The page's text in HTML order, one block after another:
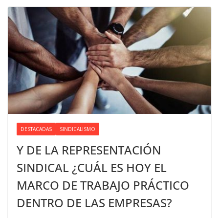
DESTACADAS SINDICALISMO
Y DE LA REPRESENTACIÓN
SINDICAL ¿CUÁL ES HOY EL
MARCO DE TRABAJO PRÁCTICO
DENTRO DE LAS EMPRESAS?